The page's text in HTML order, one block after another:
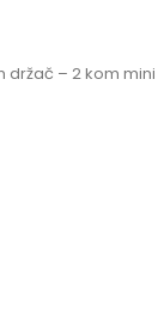
– 2 kom